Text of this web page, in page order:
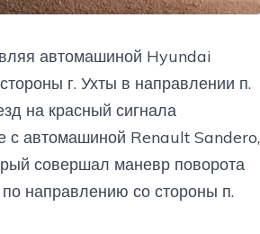
автомашиной Hyundai
г. Ухты в направлении п.
на красный сигнала
с автомашиной Renault Sandero,
совершал маневр поворота
направлению со стороны п.